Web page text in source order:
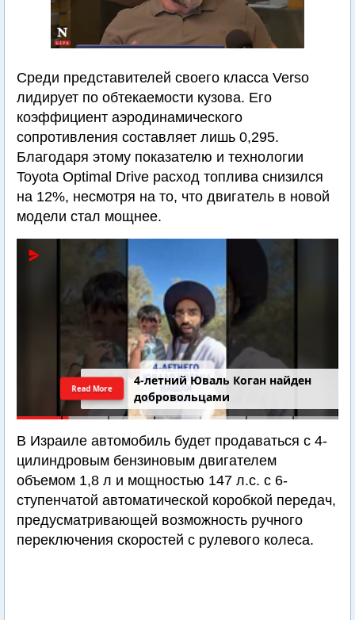
Среди представителей своего класса Verso
лидирует по обтекаемости кузова. Его
коэффициент аэродинамического
сопротивления составляет лишь 0,295.
Благодаря этому показателю и технологии
Toyota Optimal Drive расход топлива снизился
на 12%, несмотря на то, что двигатель в новой
модели стал мощнее.
4-летний Юваль Коган найден
добровольцами
Read More
В Израиле автомобиль будет продаваться с 4-
цилиндровым бензиновым двигателем
объемом 1,8 л и мощностью 147 л.с. с 6-
ступенчатой автоматической коробкой передач,
предусматривающей возможность ручного
переключения скоростей с рулевого колеса.